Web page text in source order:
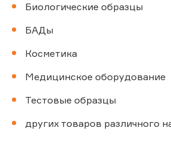
Биологические образцы
БАДы
Косметика
Медицинское оборудование
Тестовые образцы
других товаров различного